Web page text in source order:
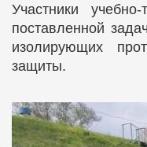
Участники
поставленной
изолирующих
защиты.